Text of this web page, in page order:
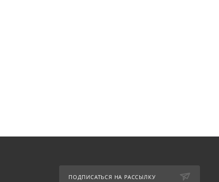
ПОДПИСАТЬСЯ НА РАССЫЛКУ